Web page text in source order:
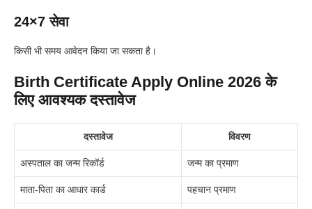
24×7 सेवा
किसी भी समय आवेदन किया जा सकता है।
Birth Certificate Apply Online 2026 के
लिए आवश्यक दस्तावेज
दस्तावेज विवरण
अस्पताल का जन्म रिकॉर्ड जन्म का प्रमाण
माता-पिता का आधार कार्ड पहचान प्रमाण